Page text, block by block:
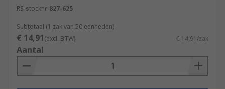
RS-stocknr. 827-625
Subtotaal (1 zak van 50 eenheden)
€ 14,91(excl. BTW) € 14,91/zak
Aantal